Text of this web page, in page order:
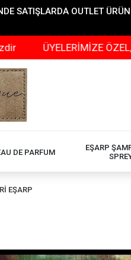
SATIŞLARDA OUTLET
ÜYELERİMİZE
DE PARFUM
EŞARP
EŞARP